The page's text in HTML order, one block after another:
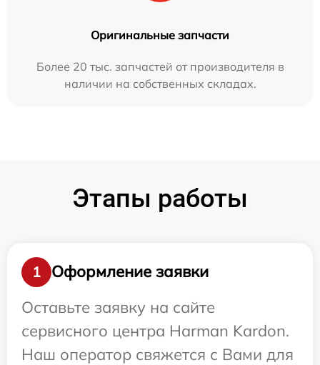
Оригинальные запчасти
Более 20 тыс. запчастей от производителя в
наличии на собственных складах.
Этапы работы
1
Оформление заявки
Оставьте заявку на сайте
сервисного центра Harman Kardon.
Наш оператор свяжется с Вами для